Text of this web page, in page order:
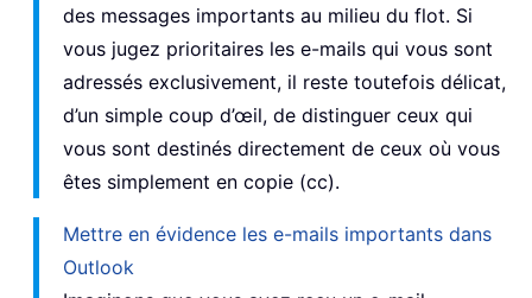
des messages importants au milieu du flot. Si
vous jugez prioritaires les e-mails qui vous sont
adressés exclusivement, il reste toutefois délicat,
d’un simple coup d’œil, de distinguer ceux qui
vous sont destinés directement de ceux où vous
êtes simplement en copie (cc).
Mettre en évidence les e-mails importants dans
Outlook